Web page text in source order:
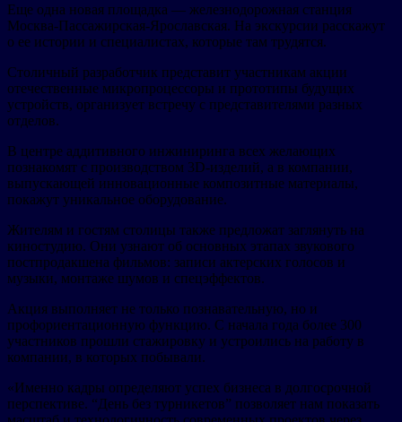
Еще одна новая площадка — железнодорожная станция
Москва-Пассажирская-Ярославская. На экскурсии расскажут
о ее истории и специалистах, которые там трудятся.
Столичный разработчик представит участникам акции
отечественные микропроцессоры и прототипы будущих
устройств, организует встречу с представителями разных
отделов.
В центре аддитивного инжиниринга всех желающих
познакомят с производством 3D-изделий, а в компании,
выпускающей инновационные композитные материалы,
покажут уникальное оборудование.
Жителям и гостям столицы также предложат заглянуть на
киностудию. Они узнают об основных этапах звукового
постпродакшена фильмов: записи актерских голосов и
музыки, монтаже шумов и спецэффектов.
Акция выполняет не только познавательную, но и
профориентационную функцию. С начала года более 300
участников прошли стажировку и устроились на работу в
компании, в которых побывали.
«Именно кадры определяют успех бизнеса в долгосрочной
перспективе. “День без турникетов” позволяет нам показать